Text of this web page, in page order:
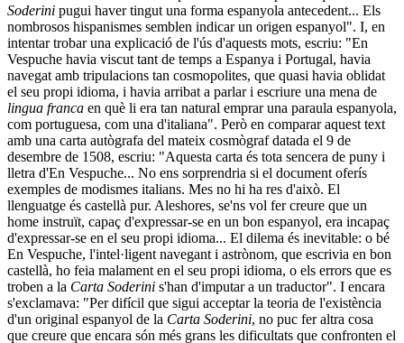
Soderini pugui haver tingut una forma espanyola antecedent... Els
nombrosos hispanismes semblen indicar un origen espanyol". I, en
intentar trobar una explicació de l'ús d'aquests mots, escriu: "En
Vespuche havia viscut tant de temps a Espanya i Portugal, havia
navegat amb tripulacions tan cosmopolites, que quasi havia oblidat
el seu propi idioma, i havia arribat a parlar i escriure una mena de
lingua franca en què li era tan natural emprar una paraula espanyola,
com portuguesa, com una d'italiana". Però en comparar aquest text
amb una carta autògrafa del mateix cosmògraf datada el 9 de
desembre de 1508, escriu: "Aquesta carta és tota sencera de puny i
lletra d'En Vespuche... No ens sorprendria si el document oferís
exemples de modismes italians. Mes no hi ha res d'això. El
llenguatge és castellà pur. Aleshores, se'ns vol fer creure que un
home instruït, capaç d'expressar-se en un bon espanyol, era incapaç
d'expressar-se en el seu propi idioma... El dilema és inevitable: o bé
En Vespuche, l'intel·ligent navegant i astrònom, que escrivia en bon
castellà, ho feia malament en el seu propi idioma, o els errors que es
troben a la Carta Soderini s'han d'imputar a un traductor". I encara
s'exclamava: "Per difícil que sigui acceptar la teoria de l'existència
d'un original espanyol de la Carta Soderini, no puc fer altra cosa
que creure que encara són més grans les dificultats que confronten el